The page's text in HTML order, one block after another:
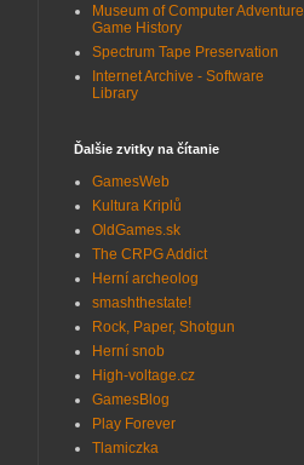
Museum of Computer Adventure
Game History
Spectrum Tape Preservation
Internet Archive - Software
Library
Ďalšie zvitky na čítanie
GamesWeb
Kultura Kriplů
OldGames.sk
The CRPG Addict
Herní archeolog
smashthestate!
Rock, Paper, Shotgun
Herní snob
High-voltage.cz
GamesBlog
Play Forever
Tlamiczka